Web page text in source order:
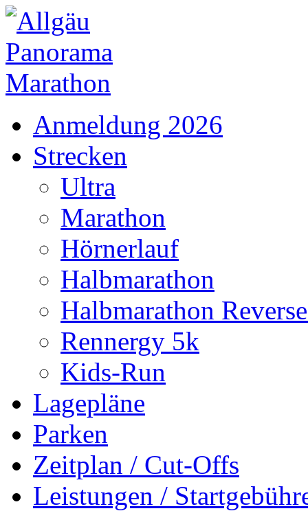
Anmeldung 2026
Strecken
Ultra
Marathon
Hörnerlauf
Halbmarathon
Halbmarathon
Rennergy 5k
Kids-Run
Lagepläne
Parken
Zeitplan / Cut-Offs
Leistungen /